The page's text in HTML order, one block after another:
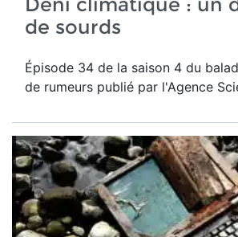
de sourds
Épisode 34 de la saison 4 du
de rumeurs publié par l'Agence